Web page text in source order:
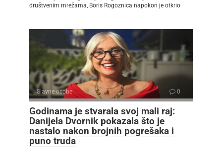
društvenim mrežama, Boris Rogoznica napokon je otkrio
Slavne osobe 0
Godinama je stvarala svoj mali raj:
Danijela Dvornik pokazala što je
nastalo nakon brojnih pogrešaka i
puno truda